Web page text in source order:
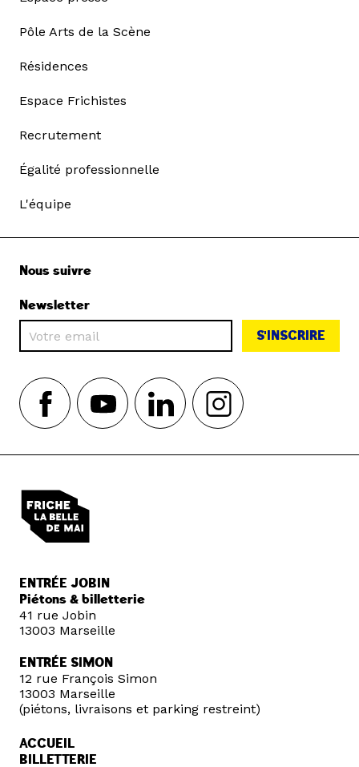
Pôle Arts de la Scène
Résidences
Espace Frichistes
Recrutement
Égalité professionnelle
L'équipe
Nous suivre
Newsletter
S'INSCRIRE
ENTRÉE JOBIN
Piétons & billetterie
41 rue Jobin
13003 Marseille
ENTRÉE SIMON
12 rue François Simon
13003 Marseille
(piétons, livraisons et parking restreint)
ACCUEIL
BILLETTERIE